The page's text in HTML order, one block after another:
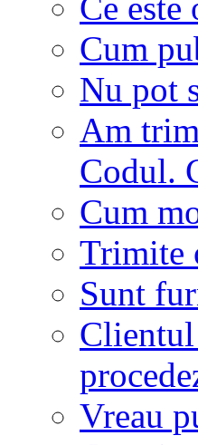
Cum
Nu pot
Am
Codul.
Cum
Trimite
Sunt
Clientul
Vreau